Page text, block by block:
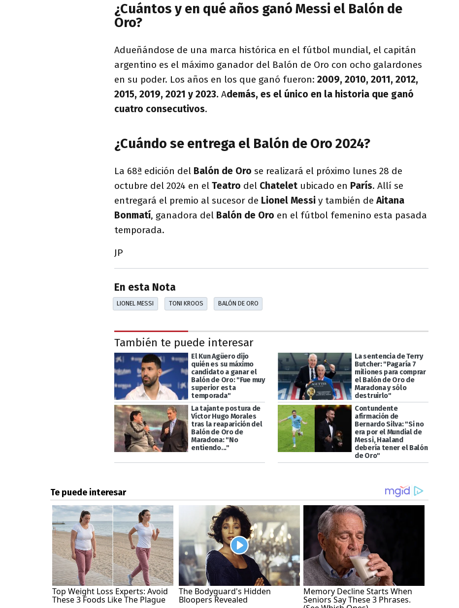
¿Cuántos y en qué años ganó Messi el Balón de
Oro?
Adueñándose de una marca histórica en el fútbol mundial, el capitán
argentino es el máximo ganador del Balón de Oro con ocho galardones
en su poder. Los años en los que ganó fueron: 2009, 2010, 2011, 2012,
2015, 2019, 2021 y 2023. Además, es el único en la historia que ganó
cuatro consecutivos.
¿Cuándo se entrega el Balón de Oro 2024?
La 68ª edición del Balón de Oro se realizará el próximo lunes 28 de
octubre del 2024 en el Teatro del Chatelet ubicado en París. Allí se
entregará el premio al sucesor de Lionel Messi y también deAitana
Bonmatí, ganadora del Balón de Oro en el fútbol femenino esta pasada
temporada.
JP
En esta Nota
LIONEL MESSI TONI KROOS BALÓN DE ORO
También te puede interesar
El Kun Agüero dijo
quién es su máximo
candidato a ganar el
Balón de Oro: "Fue muy
superior esta
temporada"
La sentencia de Terry
Butcher: "Pagaría 7
miliones para comprar
el Balón de Oro de
Maradona y sólo
destruirlo"
La tajante postura de
Víctor Hugo Morales
tras la reaparición del
Balón de Oro de
Maradona: "No
entiendo..."
Contundente
afirmación de
Bernardo Silva: "Si no
era por el Mundial de
Messi, Haaland
debería tener el Balón
de Oro"